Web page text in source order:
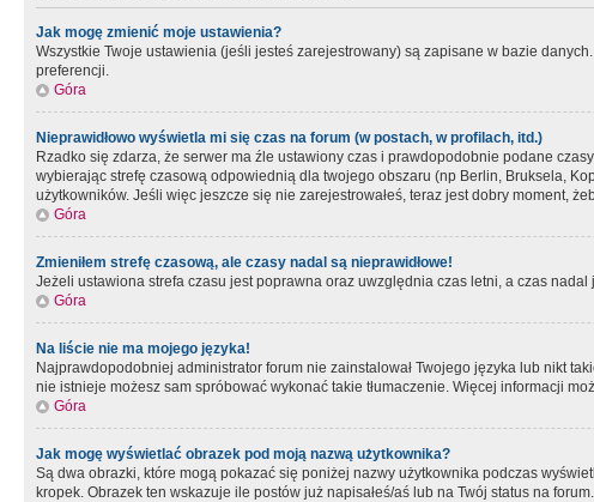
Jak mogę zmienić moje ustawienia?
Wszystkie Twoje ustawienia (jeśli jesteś zarejestrowany) są zapisane w bazie
preferencji.
Góra
Nieprawidłowo wyświetla mi się czas na forum (w postach, w profilach, itd.)
Rzadko się zdarza, że serwer ma źle ustawiony czas i prawdopodobnie podane
wybierając strefę czasową odpowiednią dla twojego obszaru (np Berlin, Bruksela,
użytkowników. Jeśli więc jeszcze się nie zarejestrowałeś, teraz jest dobry moment,
Góra
Zmieniłem strefę czasową, ale czasy nadal są nieprawidłowe!
Jeżeli ustawiona strefa czasu jest poprawna oraz uwzględnia czas letni, a czas
Góra
Na liście nie ma mojego języka!
Najprawdopodobniej administrator forum nie zainstalował Twojego języka lub nikt
nie istnieje możesz sam spróbować wykonać takie tłumaczenie. Więcej informacji
Góra
Jak mogę wyświetlać obrazek pod moją nazwą użytkownika?
Są dwa obrazki, które mogą pokazać się poniżej nazwy użytkownika podczas
kropek. Obrazek ten wskazuje ile postów już napisałeś/aś lub na Twój status na